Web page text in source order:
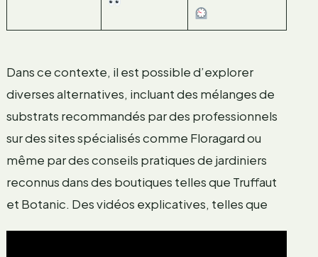
Dans ce contexte, il est possible d’explorer
diverses alternatives, incluant des mélanges de
substrats recommandés par des professionnels
sur des sites spécialisés comme Floragard ou
même par des conseils pratiques de jardiniers
reconnus dans des boutiques telles que Truffaut
et Botanic. Des vidéos explicatives, telles que